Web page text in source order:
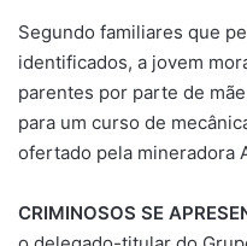
Segundo familiares que
identificados, a jovem
parentes por parte de
para um curso de
ofertado pela mineradora
CRIMINOSOS SE